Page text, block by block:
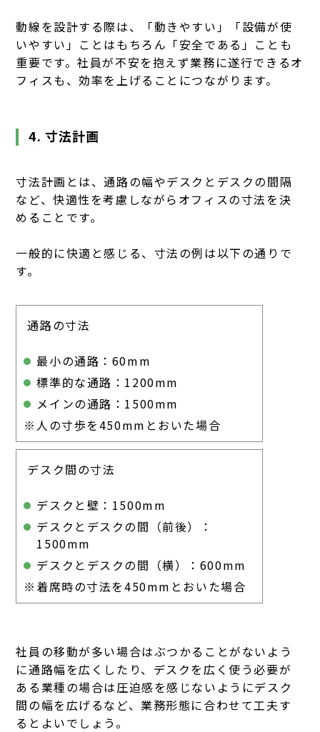
動線を設計する際は、「動きやすい」「設備が使
いやすい」ことはもちろん「安全である」ことも
重要です。社員が不安を抱えず業務に遂行できるオ
フィスも、効率を上げることにつながります。
4. 寸法計画
寸法計画とは、通路の幅やデスクとデスクの間隔
など、快適性を考慮しながらオフィスの寸法を決
めることです。
一般的に快適と感じる、寸法の例は以下の通りで
す。
通路の寸法
最小の通路：60mm
標準的な通路：1200mm
メインの通路：1500mm
※人の寸歩を450mmとおいた場合
デスク間の寸法
デスクと壁：1500mm
デスクとデスクの間（前後）：
1500mm
デスクとデスクの間（横）：600mm
※着席時の寸法を450mmとおいた場合
社員の移動が多い場合はぶつかることがないよう
に通路幅を広くしたり、デスクを広く使う必要が
ある業種の場合は圧迫感を感じないようにデスク
間の幅を広げるなど、業務形態に合わせて工夫す
るとよいでしょう。